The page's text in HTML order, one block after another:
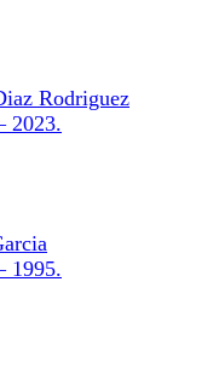
Rodriguez
2023.
1995.